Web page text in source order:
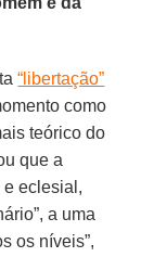
“libertação”
como
teórico do
que a
e eclesial,
a uma
os níveis”,